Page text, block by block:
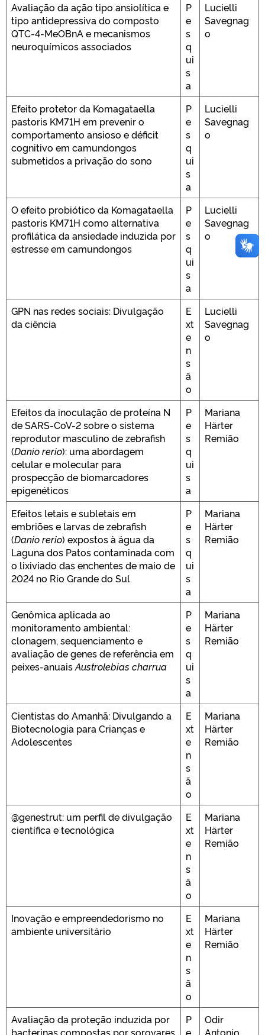
Avaliação da ação tipo ansiolítica e
tipo antidepressiva do composto
QTC-4-MeOBnA e mecanismos
neuroquímicos associados
P
e
s
q
ui
s
a
Lucielli
Savegnag
o
Efeito protetor da Komagataella
pastoris KM71H em prevenir o
comportamento ansioso e déficit
cognitivo em camundongos
submetidos a privação do sono
P
e
s
q
ui
s
a
Lucielli
Savegnag
o
O efeito probiótico da Komagataella
pastoris KM71H como alternativa
profilática da ansiedade induzida por
estresse em camundongos
P
e
s
q
ui
s
a
Lucielli
Savegnag
o
GPN nas redes sociais: Divulgação
da ciência
E
xt
e
n
s
ã
o
Lucielli
Savegnag
o
Efeitos da inoculação de proteína N
de SARS-CoV-2 sobre o sistema
reprodutor masculino de zebrafish
(Danio rerio): uma abordagem
celular e molecular para
prospecção de biomarcadores
epigenéticos
P
e
s
q
ui
s
a
Mariana
Härter
Remião
Efeitos letais e subletais em
embriões e larvas de zebrafish
(Danio rerio) expostos à água da
Laguna dos Patos contaminada com
o lixiviado das enchentes de maio de
2024 no Rio Grande do Sul
P
e
s
q
ui
s
a
Mariana
Härter
Remião
Genômica aplicada ao
monitoramento ambiental:
clonagem, sequenciamento e
avaliação de genes de referência em
peixes-anuaisAustrolebias charrua
P
e
s
q
ui
s
a
Mariana
Härter
Remião
Cientistas do Amanhã: Divulgando a
Biotecnologia para Crianças e
Adolescentes
E
xt
e
n
s
ã
o
Mariana
Härter
Remião
@genestrut: um perfil de divulgação
científica e tecnológica
E
xt
e
n
s
ã
o
Mariana
Härter
Remião
Inovação e empreendedorismo no
ambiente universitário
E
xt
e
n
s
ã
o
Mariana
Härter
Remião
Avaliação da proteção induzida por
bacterinas compostas por sorovares
P
e
Odir
Antonio